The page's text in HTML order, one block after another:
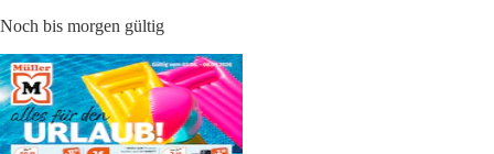
Noch bis morgen gültig